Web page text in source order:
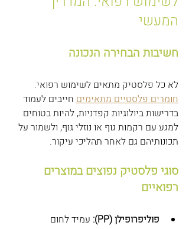
המעשי
חשיבות הבחירה הנכונה
לא כל פלסטיק מתאים לשימוש רפואי.
חומרים פלסטיים מתאימים חייבים לעמוד
בדרישות ביולוגיות קפדניות, להיות בטוחים
למגע עם רקמות גוף או נוזלי גוף, ולשמור על
תכונותיהם גם לאחר תהליכי עיקור.
סוגי פלסטיק נפוצים במוצרים
רפואיים
פוליפרופילן (PP):
עמיד לחום